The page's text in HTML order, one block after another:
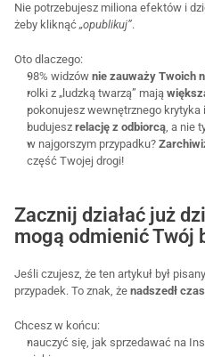
Nie potrzebujesz miliona efektów i
żeby kliknąć „opublikuj”.
Oto dlaczego:
98% widzów nie zauważy Twoich
rolki z „ludzką twarzą” mają
pokonujesz wewnętrznego krytyka
budujesz relację z odbiorcą, a nie
w najgorszym przypadku?
część Twojej drogi!
Zacznij działać już
mogą odmienić Twój
Jeśli czujesz, że ten artykuł był
przypadek. To znak, że nadszedł
Chcesz w końcu:
nauczyć się, jak sprzedawać na